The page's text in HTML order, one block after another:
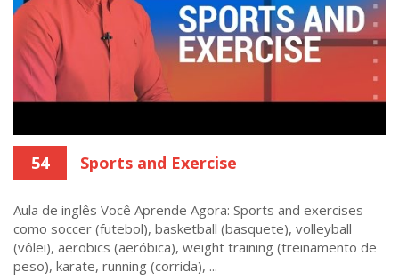
54 Sports and Exercise
Aula de inglês Você Aprende Agora: Sports and exercises
como soccer (futebol), basketball (basquete), volleyball
(vôlei), aerobics (aeróbica), weight training (treinamento de
peso), karate, running (corrida), ...